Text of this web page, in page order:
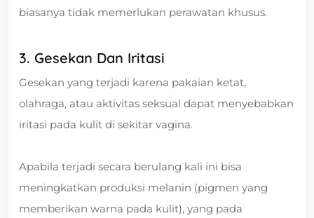
biasanya tidak memerlukan perawatan khusus.
3. Gesekan Dan Iritasi
Gesekan yang terjadi karena pakaian ketat,
olahraga, atau aktivitas seksual dapat menyebabkan
iritasi pada kulit di sekitar vagina.
Apabila terjadi secara berulang kali ini bisa
meningkatkan produksi melanin (pigmen yang
memberikan warna pada kulit), yang pada